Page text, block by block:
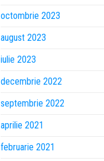
octombrie 2023
august 2023
iulie 2023
decembrie 2022
septembrie 2022
aprilie 2021
februarie 2021